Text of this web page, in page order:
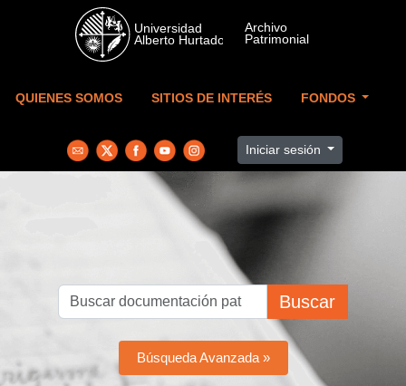
Skip to main content
QUIENES SOMOS SITIOS DE INTERÉS FONDOS
Iniciar sesión
Buscar
Búsqueda Avanzada »